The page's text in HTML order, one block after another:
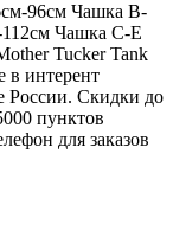
96см Чашка B-
Чашка C-E
Tucker Tank
в интерент
России. Скидки до
пунктов
для заказов